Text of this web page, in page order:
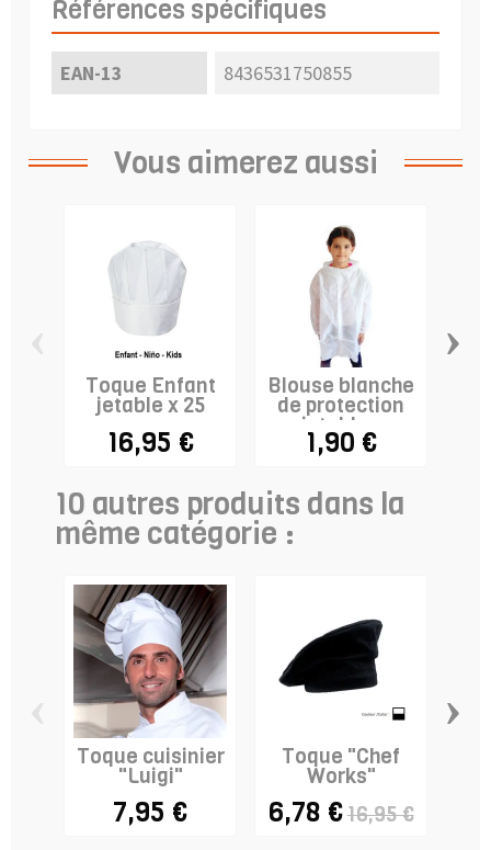
Références spécifiques
EAN-13 8436531750855
Vous aimerez aussi
Toque Enfant
jetable x 25
16,95 €
Blouse blanche
de protection
jetable -
ENFANT
1,90 €
›
10 autres produits dans la
même catégorie :
Toque cuisinier
"Luigi"
7,95 €
Toque "Chef
Works"
6,78 €16,95 €
›